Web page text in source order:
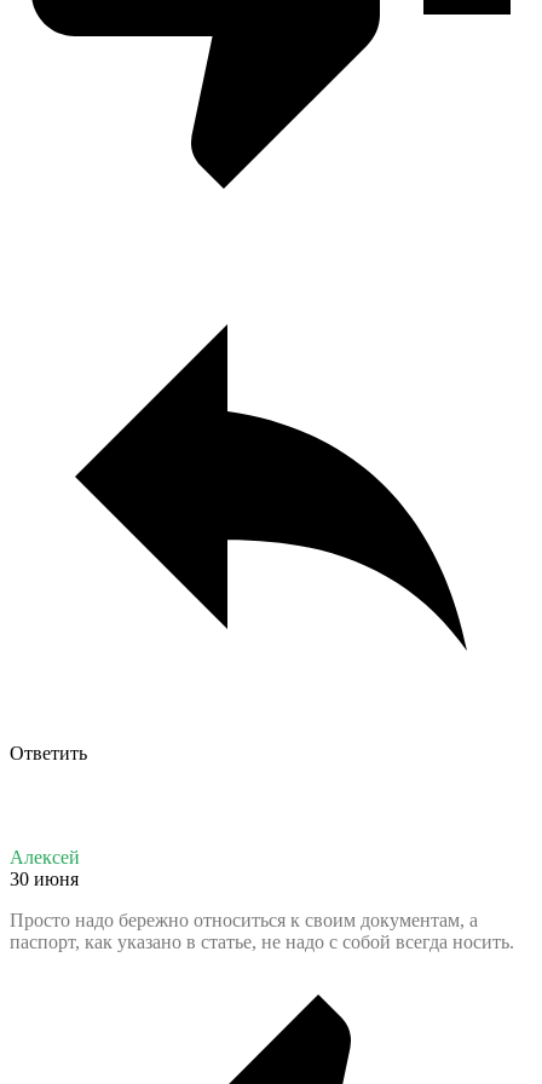
Ответить
Алексей
30 июня
Просто надо бережно относиться к своим документам, а
паспорт, как указано в статье, не надо с собой всегда носить.